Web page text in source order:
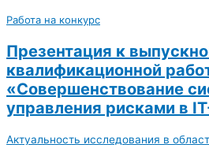
Работа на конкурс
Презентация к
квалификационной
«Совершенствование
управления рисками в
Актуальность исследования в